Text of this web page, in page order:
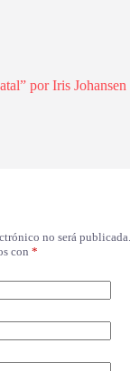
por Iris Johansen
no será publicada.
con *